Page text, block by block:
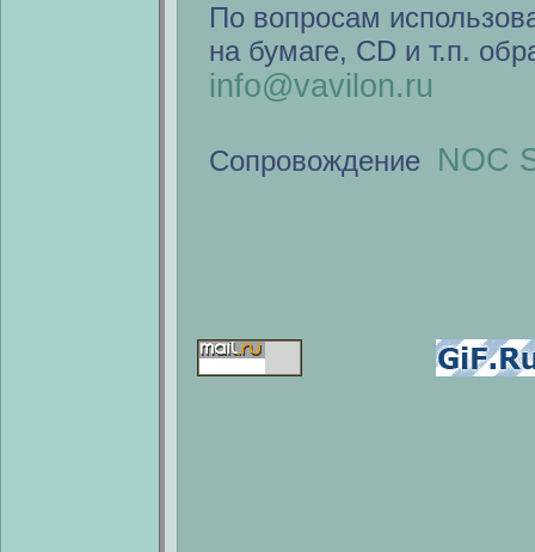
По вопросам
на бумаге, CD и т.п.
info@vavilon.ru
Сопровождение NOC